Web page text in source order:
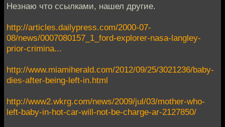
Незнаю что ссылками, нашел другие.
http://articles.dailypress.com/2000-07-
08/news/0007080157_1_ford-explorer-nasa-langley-
prior-crimina...
http://www.miamiherald.com/2012/09/25/3021236/baby-
dies-after-being-left-in.html
http://www2.wkrg.com/news/2009/jul/03/mother-who-
left-baby-in-hot-car-will-not-be-charge-ar-2127850/